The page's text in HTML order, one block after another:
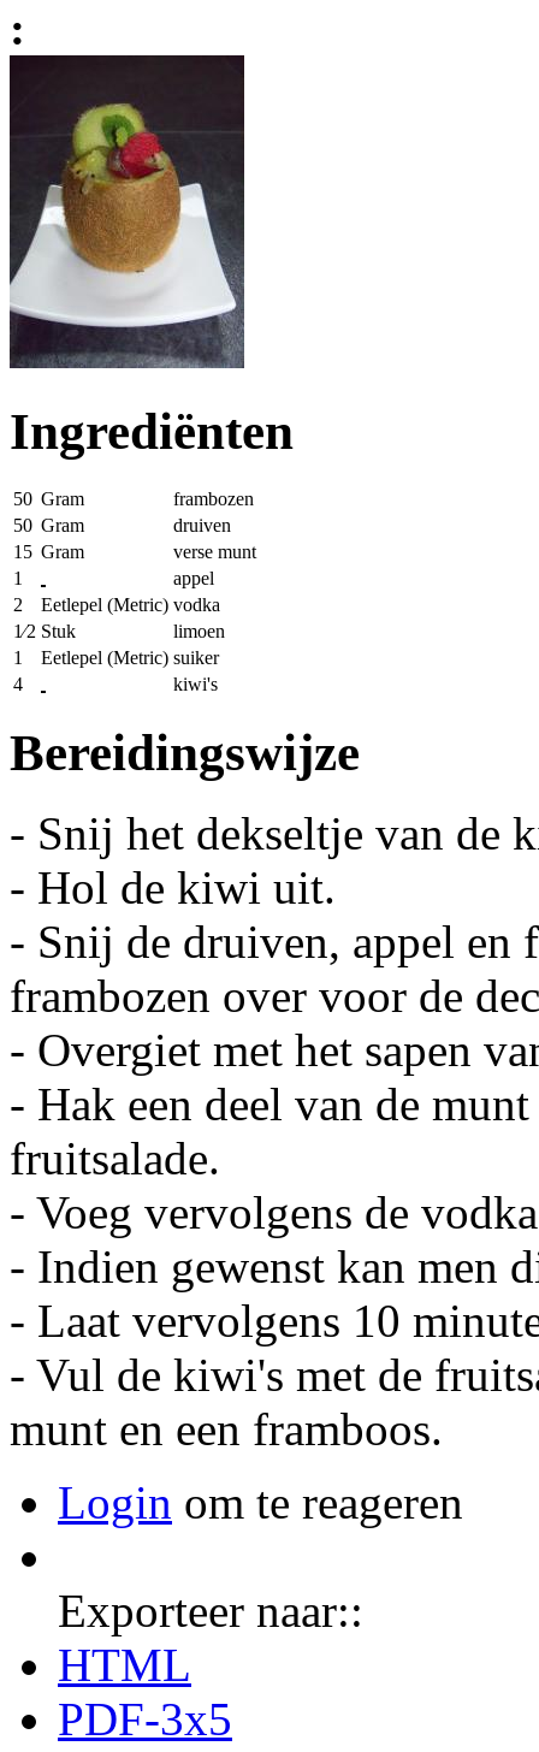
:
Ingrediënten
50 Gram
frambozen
50 Gram
druiven
15 Gram
verse munt
1
appel
2
Eetlepel (Metric) vodka
1⁄2 Stuk
limoen
1
Eetlepel (Metric) suiker
4
kiwi's
Bereidingswijze
- Snij het dekseltje van de
- Hol de kiwi uit.
- Snij de druiven, appel en
frambozen over voor de
- Overgiet met het sapen
- Hak een deel van de
fruitsalade.
- Voeg vervolgens de
- Indien gewenst kan men
- Laat vervolgens 10
- Vul de kiwi's met de
munt en een framboos.
Login om te reageren
Exporteer naar::
HTML
PDF-3x5